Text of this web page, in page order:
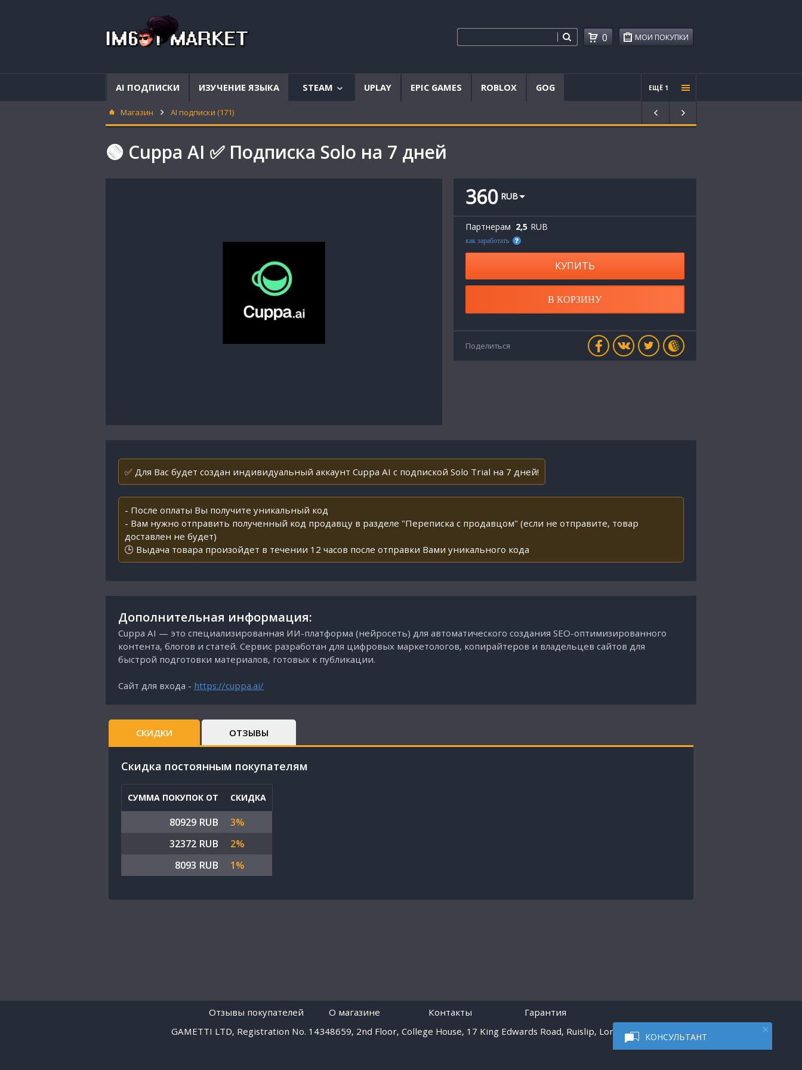
КОНСУЛЬТАНТ
МОИ ПОКУПКИ
0
AI ПОДПИСКИ ИЗУЧЕНИЕ ЯЗЫКА STEAM
аккаунты
UPLAY EPIC GAMES ROBLOX GOG ЕЩЁ 1
Проче
е
Магазин AI подписки (171)
🟢 Cuppa AI ✅ Подписка Solo на 7 дней
360 RUB
Партнерам 2,5 RUB
как заработать
КУПИТЬ
В КОРЗИНУ
Поделиться
✅ Для Вас будет создан индивидуальный аккаунт Cuppa AI с подпиской Solo Trial на 7 дней!
- После оплаты Вы получите уникальный код
- Вам нужно отправить полученный код продавцу в разделе "Переписка с продавцом" (если не отправите, товар
доставлен не будет)
🕒 Выдача товара произойдет в течении 12 часов после отправки Вами уникального кода
Дополнительная информация:
Cuppa AI — это специализированная ИИ-платформа (нейросеть) для автоматического создания SEO-оптимизированного
контента, блогов и статей. Сервис разработан для цифровых маркетологов, копирайтеров и владельцев сайтов для
быстрой подготовки материалов, готовых к публикации.
Сайт для входа - https://cuppa.ai/
СКИДКИ ОТЗЫВЫ
Cкидка постоянным покупателям
СУММА ПОКУПОК ОТ СКИДКА
80929 RUB
3%
32372 RUB
2%
8093 RUB
1%
Отзывы покупателей O магазине Контакты
Гарантия
GAMETTI LTD, Registration No. 14348659, 2nd Floor, College House, 17 King Edwards Road, Ruislip, London